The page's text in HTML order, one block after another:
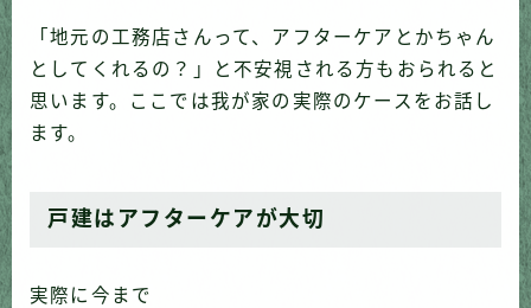
「地元の工務店さんって、アフターケアとかちゃん
としてくれるの？」と不安視される方もおられると
思います。ここでは我が家の実際のケースをお話し
ます。
戸建はアフターケアが大切
実際に今まで